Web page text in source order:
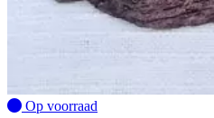
Op voorraad